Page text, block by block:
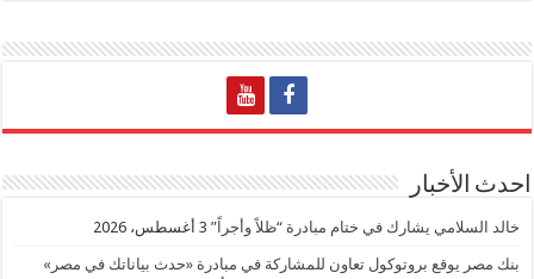
احدث الأخبار
خالد السلامي يشارك في ختام مبادرة “ظلاً وأجراً” 3 أغسطس، 2026
بنك مصر يوقع بروتوكول تعاون للمشاركة في مبادرة «حدث بياناتك في مصر»